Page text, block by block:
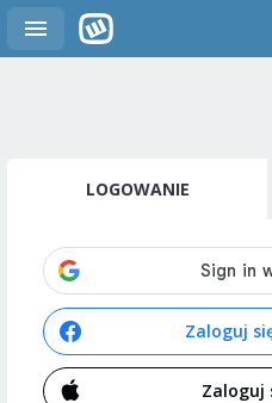
LOGOWANIE
Zaloguj
Zaloguj